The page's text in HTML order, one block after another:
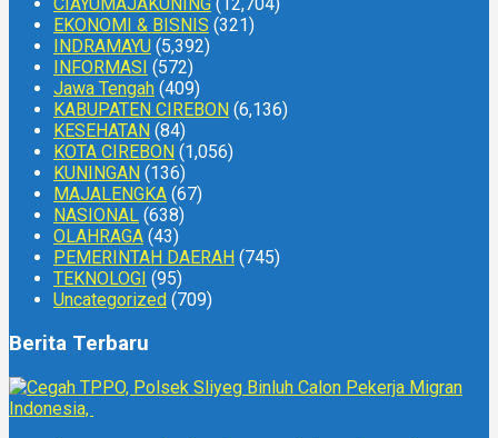
CIAYUMAJAKUNING (12,704)
EKONOMI & BISNIS (321)
INDRAMAYU (5,392)
INFORMASI (572)
Jawa Tengah (409)
KABUPATEN CIREBON (6,136)
KESEHATAN (84)
KOTA CIREBON (1,056)
KUNINGAN (136)
MAJALENGKA (67)
NASIONAL (638)
OLAHRAGA (43)
PEMERINTAH DAERAH (745)
TEKNOLOGI (95)
Uncategorized (709)
Berita Terbaru